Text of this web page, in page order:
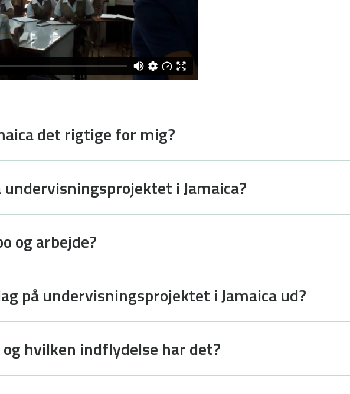
det rigtige for mig?
i Jamaica?
og arbejde?
på undervisningsprojektet i Jamaica ud?
hvilken indflydelse har det?